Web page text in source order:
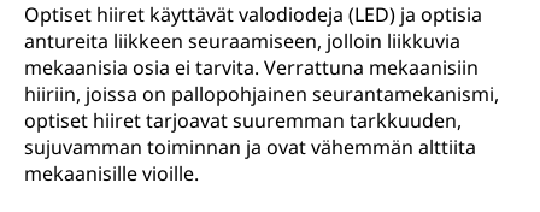
Optiset hiiret käyttävät valodiodeja (LED) ja optisia
antureita liikkeen seuraamiseen, jolloin liikkuvia
mekaanisia osia ei tarvita. Verrattuna mekaanisiin
hiiriin, joissa on pallopohjainen seurantamekanismi,
optiset hiiret tarjoavat suuremman tarkkuuden,
sujuvamman toiminnan ja ovat vähemmän alttiita
mekaanisille vioille.